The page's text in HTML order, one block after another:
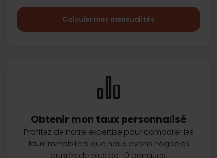
Calculer mes mensualités
Obtenir mon taux personnalisé
Profitez de notre expertise pour comparer les
taux immobiliers que nous avons négociés
auprès de plus de 110 banques.